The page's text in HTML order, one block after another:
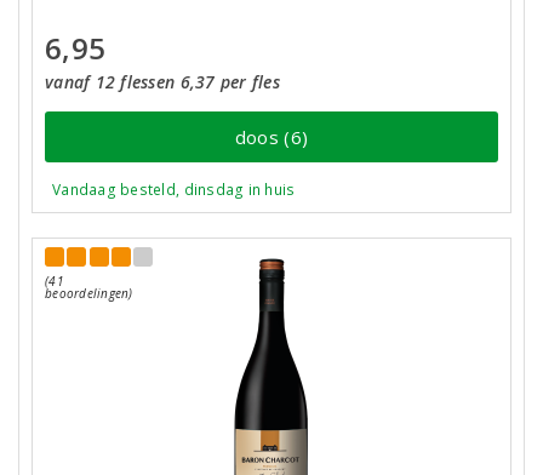
6,95
vanaf 12 flessen 6,37 per fles
doos (6)
Vandaag besteld, dinsdag in huis
(41
beoordelingen)